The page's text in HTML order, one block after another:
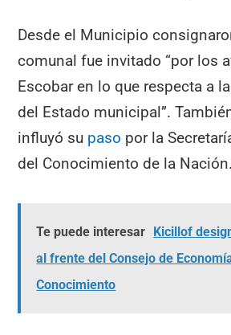
Desde el Municipio
comunal fue invitado “por los
Escobar en lo que respecta a
del Estado municipal”.
influyó su paso por la
del Conocimiento de la Nación.
Te puede interesar Kicillof
al frente del Consejo de
Conocimiento